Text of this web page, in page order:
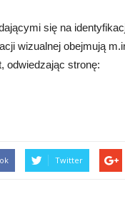
się na
wizualnej obejmują
odwiedzając stronę:
Twitter